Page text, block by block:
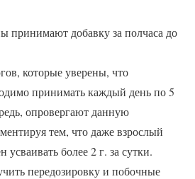
принимают добавку за полчаса до
которые уверены, что
принимать каждый день по 5
опровергают данную
тем, что даже взрослый
усваивать более 2 г. за сутки.
передозировку и побочные